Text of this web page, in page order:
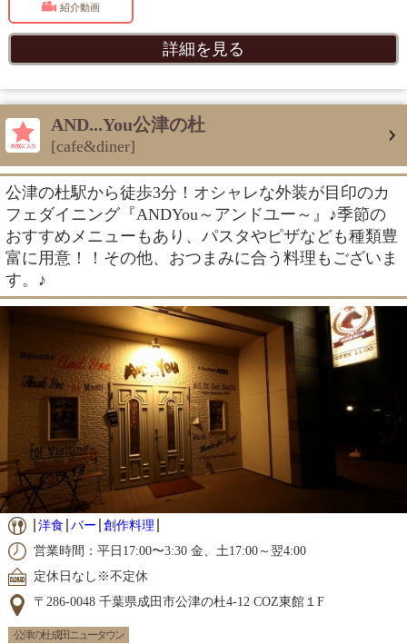
紹介動画
詳細を見る
AND...You公津の杜
[cafe&diner]
公津の杜駅から徒歩3分！オシャレな外装が目印のカ
フェダイニング『ANDYou～アンドユー～』♪季節の
おすすめメニューもあり、パスタやピザなども種類豊
富に用意！！その他、おつまみに合う料理もございま
す。♪
洋食 バー 創作料理
営業時間：平日17:00〜3:30 金、土17:00～翌4:00
定休日なし※不定休
〒286-0048 千葉県成田市公津の杜4-12 COZ東館１F
公津の杜 成田ニュータウン